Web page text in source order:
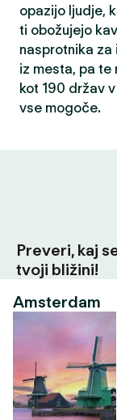
opazijo ljudje,
ti obožujejo
nasprotnika za
iz mesta, pa te
kot 190 držav
vse mogoče.
Preveri, kaj
tvoji bližini!
Amsterdam